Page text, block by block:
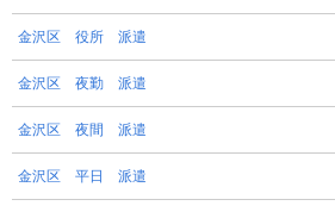
金沢区 役所 派遣
金沢区 夜勤 派遣
金沢区 夜間 派遣
金沢区 平日 派遣